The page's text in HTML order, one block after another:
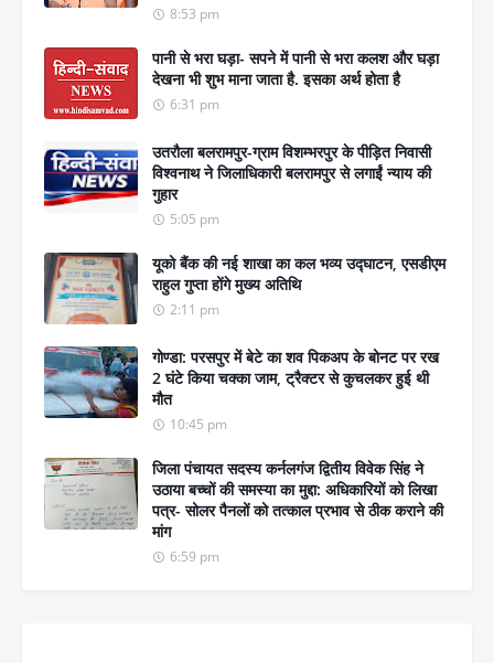
8:53 pm
पानी से भरा घड़ा- सपने में पानी से भरा कलश और घड़ा
देखना भी शुभ माना जाता है. इसका अर्थ होता है
6:31 pm
उतरौला बलरामपुर-ग्राम विशम्भरपुर के पीड़ित निवासी
विश्वनाथ ने जिलाधिकारी बलरामपुर से लगाईं न्याय की
गुहार
5:05 pm
यूको बैंक की नई शाखा का कल भव्य उद्घाटन, एसडीएम
राहुल गुप्ता होंगे मुख्य अतिथि
2:11 pm
गोण्डा: परसपुर में बेटे का शव पिकअप के बोनट पर रख
2 घंटे किया चक्का जाम, ट्रैक्टर से कुचलकर हुई थी
मौत
10:45 pm
जिला पंचायत सदस्य कर्नलगंज द्वितीय विवेक सिंह ने
उठाया बच्चों की समस्या का मुद्दा: अधिकारियों को लिखा
पत्र- सोलर पैनलों को तत्काल प्रभाव से ठीक कराने की
मांग
6:59 pm